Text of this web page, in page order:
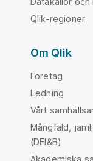
Qlik-regioner
Om Qlik
Företag
Ledning
Vårt
Mångfald,
(DEI&B)
Akademiska